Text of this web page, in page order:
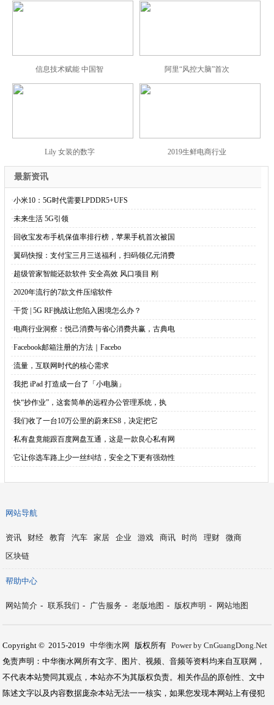
信息技术赋能 中国智 阿里“风控大脑”首次
Lily 女装的数字 2019生鲜电商行业
最新资讯
·小米10：5G时代需要LPDDR5+UFS
·未来生活 5G引领
· 回收宝发布手机保值率排行榜，苹果手机首次被国
·翼码快报：支付宝三月三送福利，扫码领亿元消费
·超级管家智能还款软件 安全高效 风口项目 刚
·2020年流行的7款文件压缩软件
·干货 | 5G RF挑战让您陷入困境怎么办？
·电商行业洞察：悦己消费与省心消费共赢，古典电
·Facebook邮箱注册的方法｜Facebo
·流量，互联网时代的核心需求
·我把 iPad 打造成一台了「小电脑」
·快“抄作业”，这套简单的远程办公管理系统，执
·我们收了一台10万公里的蔚来ES8，决定把它
·私有盘竟能跟百度网盘互通，这是一款良心私有网
·它让你选车路上少一丝纠结，安全之下更有强劲性
网站导航
资讯 财经 教育 汽车 家居 企业 游戏 商讯 时尚 理财
微商
区块链
帮助中心
网站简介 - 联系我们 - 广告服务 - 老版地图 - 版权声明 - 网站地图
Copyright © 2015-2019 中华衡水网 版权所有 Power by CnGuangDong.Net
免责声明：中华衡水网所有文字、图片、视频、音频等资料均来自互联网，
不代表本站赞同其观点，本站亦不为其版权负责。相关作品的原创性、文中
陈述文字以及内容数据庞杂本站无法一一核实，如果您发现本网站上有侵犯